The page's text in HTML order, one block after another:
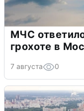
МЧС
грохоте в
7 августа 0